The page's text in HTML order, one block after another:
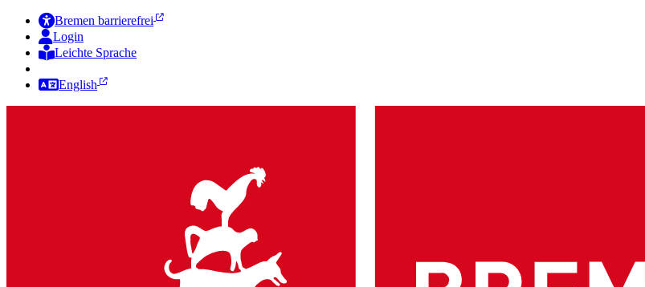
Bremen barrierefrei
Login
Leichte Sprache
English